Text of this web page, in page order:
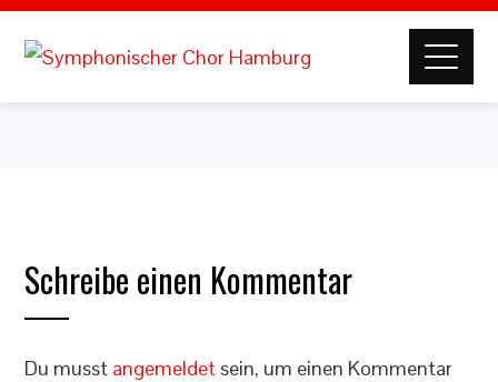
Schreibe einen Kommentar
Du musst angemeldet sein, um einen Kommentar